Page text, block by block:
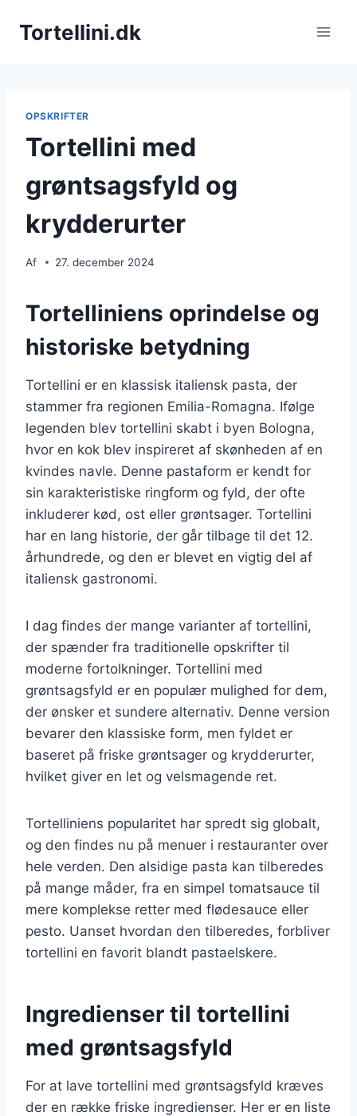
Tortellini.dk
OPSKRIFTER
Tortellini med
grøntsagsfyld og
krydderurter
Af 27. december 2024
Tortelliniens oprindelse og
historiske betydning
Tortellini er en klassisk italiensk pasta, der
stammer fra regionen Emilia-Romagna. Ifølge
legenden blev tortellini skabt i byen Bologna,
hvor en kok blev inspireret af skønheden af en
kvindes navle. Denne pastaform er kendt for
sin karakteristiske ringform og fyld, der ofte
inkluderer kød, ost eller grøntsager. Tortellini
har en lang historie, der går tilbage til det 12.
århundrede, og den er blevet en vigtig del af
italiensk gastronomi.
I dag findes der mange varianter af tortellini,
der spænder fra traditionelle opskrifter til
moderne fortolkninger. Tortellini med
grøntsagsfyld er en populær mulighed for dem,
der ønsker et sundere alternativ. Denne version
bevarer den klassiske form, men fyldet er
baseret på friske grøntsager og krydderurter,
hvilket giver en let og velsmagende ret.
Tortelliniens popularitet har spredt sig globalt,
og den findes nu på menuer i restauranter over
hele verden. Den alsidige pasta kan tilberedes
på mange måder, fra en simpel tomatsauce til
mere komplekse retter med flødesauce eller
pesto. Uanset hvordan den tilberedes, forbliver
tortellini en favorit blandt pastaelskere.
Ingredienser til tortellini
med grøntsagsfyld
For at lave tortellini med grøntsagsfyld kræves
der en række friske ingredienser. Her er en liste